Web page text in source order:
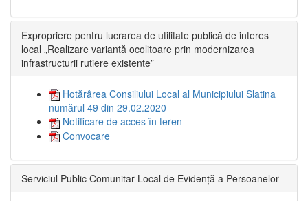
Expropriere pentru lucrarea de utilitate publică de interes
local „Realizare variantă ocolitoare prin modernizarea
infrastructurii rutiere existente”
Hotărârea Consiliului Local al Municipiului Slatina
numărul 49 din 29.02.2020
Notificare de acces în teren
Convocare
Serviciul Public Comunitar Local de Evidență a Persoanelor